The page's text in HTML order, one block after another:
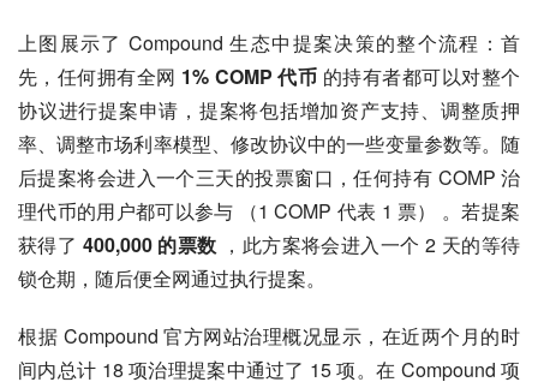
上图展示了 Compound 生态中提案决策的整个流程：首
先，任何拥有全网 1% COMP 代币 的持有者都可以对整个
协议进行提案申请，提案将包括增加资产支持、调整质押
率、调整市场利率模型、修改协议中的一些变量参数等。随
后提案将会进入一个三天的投票窗口，任何持有 COMP 治
理代币的用户都可以参与 （1 COMP 代表 1 票） 。若提案
获得了 400,000 的票数 ，此方案将会进入一个 2 天的等待
锁仓期，随后便全网通过执行提案。
根据 Compound 官方网站治理概况显示，在近两个月的时
间内总计 18 项治理提案中通过了 15 项。在 Compound 项